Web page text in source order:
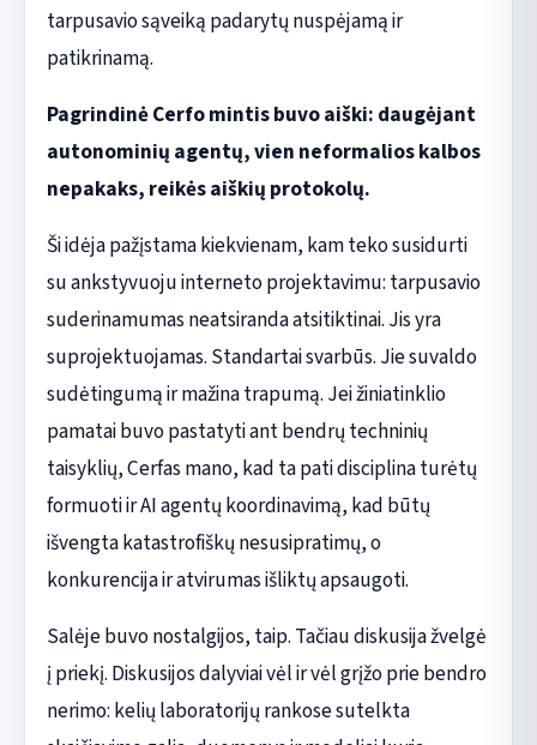
tarpusavio sąveiką padarytų nuspėjamą ir
patikrinamą.
Pagrindinė Cerfo mintis buvo aiški: daugėjant
autonominių agentų, vien neformalios kalbos
nepakaks, reikės aiškių protokolų.
Ši idėja pažįstama kiekvienam, kam teko susidurti
su ankstyvuoju interneto projektavimu: tarpusavio
suderinamumas neatsiranda atsitiktinai. Jis yra
suprojektuojamas. Standartai svarbūs. Jie suvaldo
sudėtingumą ir mažina trapumą. Jei žiniatinklio
pamatai buvo pastatyti ant bendrų techninių
taisyklių, Cerfas mano, kad ta pati disciplina turėtų
formuoti ir AI agentų koordinavimą, kad būtų
išvengta katastrofiškų nesusipratimų, o
konkurencija ir atvirumas išliktų apsaugoti.
Salėje buvo nostalgijos, taip. Tačiau diskusija žvelgė
į priekį. Diskusijos dalyviai vėl ir vėl grįžo prie bendro
nerimo: kelių laboratorijų rankose sutelkta